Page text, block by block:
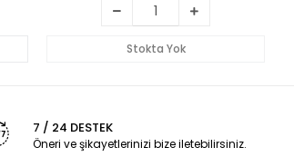
Stokta Yok
7 / 24 DESTEK
Öneri ve şikayetlerinizi bize iletebilirsiniz.